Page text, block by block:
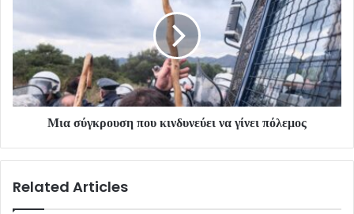
Μια σύγκρουση που κινδυνεύει να γίνει πόλεμος
Related Articles